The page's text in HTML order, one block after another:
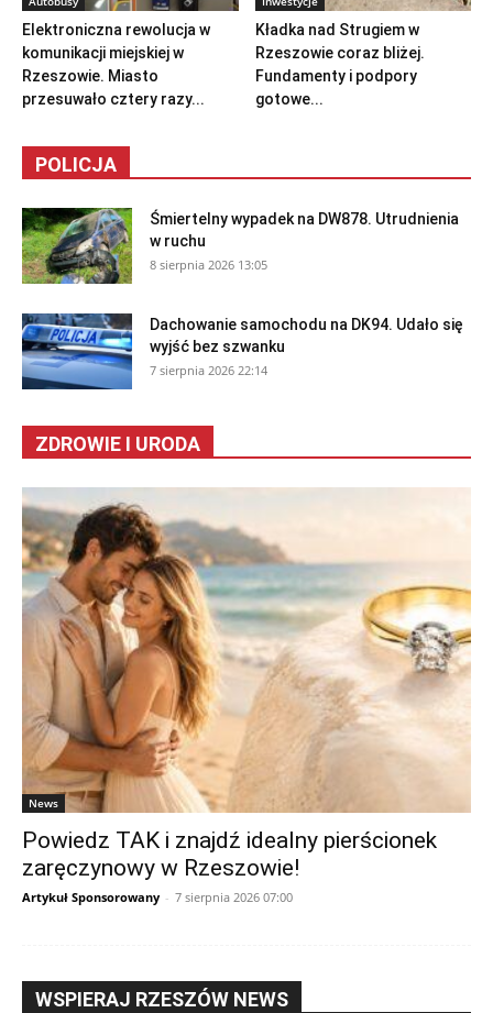
Elektroniczna rewolucja w
komunikacji miejskiej w
Rzeszowie. Miasto
przesuwało cztery razy...
Kładka nad Strugiem w
Rzeszowie coraz bliżej.
Fundamenty i podpory
gotowe...
POLICJA
Śmiertelny wypadek na DW878. Utrudnienia
w ruchu
8 sierpnia 2026 13:05
Dachowanie samochodu na DK94. Udało się
wyjść bez szwanku
7 sierpnia 2026 22:14
ZDROWIE I URODA
News
Powiedz TAK i znajdź idealny pierścionek
zaręczynowy w Rzeszowie!
Artykuł Sponsorowany - 7 sierpnia 2026 07:00
WSPIERAJ RZESZÓW NEWS